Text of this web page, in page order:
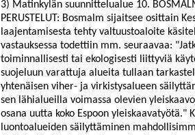
3) Matinkylän suunnittelualue 10.
PERUSTELUT: Bosmalm sijaitsee osittain
laajentamisesta tehty valtuustoaloite
vastauksessa todettiin mm. seuraavaa:
toiminnallisesti tai ekologisesti liittyviä
suojeluun varattuja alueita tullaan
yhtenäisen viher- ja virkistysalueen
sen lähialueilla voimassa olevien
osana uutta koko Espoon
luontoalueiden säilyttäminen